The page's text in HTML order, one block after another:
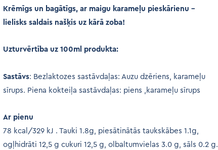
Krēmīgs un bagātīgs, ar maigu karameļu pieskārienu –
lielisks saldais našķis uz kārā zoba!
Uzturvērtība uz 100ml produkta:
Sastāvs: Bezlaktozes sastāvdaļas: Auzu dzēriens, karameļu
sīrups. Piena kokteiļa sastāvdaļas: piens ,karameļu sīrups
Ar pienu
78 kcal/329 kJ . Tauki 1.8g, piesātinātās taukskābes 1.1g,
ogļhidrāti 12,5 g cukuri 12,5 g, olbaltumvielas 3.0 g, sāls 0.2 g.